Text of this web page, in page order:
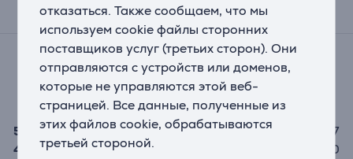
отказаться. Также сообщаем, что мы
используем cookie файлы сторонних
поставщиков услуг (третьих сторон). Они
отправляются с устройств или доменов,
которые не управляются этой веб-
страницей. Все данные, полученные из
этих файлов cookie, обрабатываются
третьей стороной.
Отзывы
Средняя оценка
(10)
4,1
5
7
4
0